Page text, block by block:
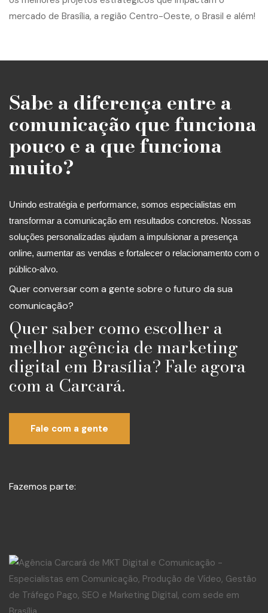
Sabe a diferença entre a
comunicação que funciona
pouco e a que funciona
muito?
Unindo estratégia e performance, somos especialistas em
transformar a comunicação em resultados concretos. Nossas
soluções personalizadas ajudam a impulsionar a presença
online, aumentar as vendas e fortalecer o relacionamento com o
público-alvo.
Quer conversar com a gente sobre o futuro da sua
comunicação?
Quer saber como escolher a
melhor agência de marketing
digital em Brasília? Fale agora
com a Carcará.
Fale com a gente
Fazemos parte: